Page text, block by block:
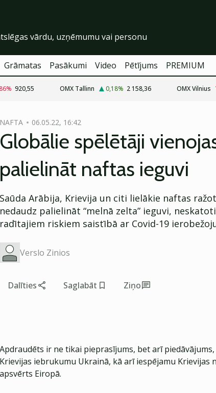
Grāmatas Pasākumi Video Pētījums PREMIUM
% 920,55 OMX Tallinn 0,18% 2 158,36 OMX Vilnius
NAFTA 06.05.22, 16:42
Globālie spēlētāji
palielināt naftas ieguvi
Saūda Arābija, Krievija un citi lielākie naftas
nedaudz palielināt “melnā zelta” ieguvi,
radītajiem riskiem saistībā ar Covid-19
Verslo Zinios
Dalīties Saglabāt Ziņo
Apdraudēts ir ne tikai pieprasījums, bet arī
Krievijas iebrukumu Ukrainā, kā arī iespējamu Krievijas
apsvērts Eiropā.